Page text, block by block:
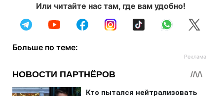
Или читайте нас там, где вам удобно!
Больше по теме: